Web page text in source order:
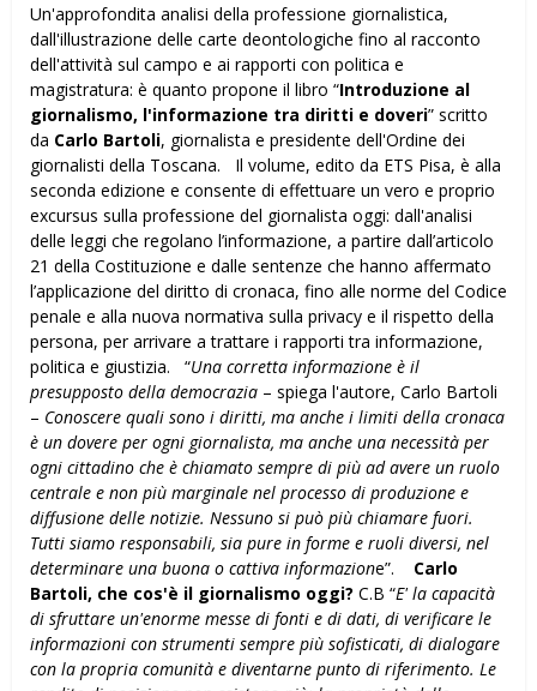
Un'approfondita analisi della professione giornalistica,
dall'illustrazione delle carte deontologiche fino al racconto
dell'attività sul campo e ai rapporti con politica e
magistratura: è quanto propone il libro “Introduzione al
giornalismo, l'informazione tra diritti e doveri” scritto
da Carlo Bartoli, giornalista e presidente dell'Ordine dei
giornalisti della Toscana. Il volume, edito da ETS Pisa, è alla
seconda edizione e consente di effettuare un vero e proprio
excursus sulla professione del giornalista oggi: dall'analisi
delle leggi che regolano l’informazione, a partire dall’articolo
21 della Costituzione e dalle sentenze che hanno affermato
l’applicazione del diritto di cronaca, fino alle norme del Codice
penale e alla nuova normativa sulla privacy e il rispetto della
persona, per arrivare a trattare i rapporti tra informazione,
politica e giustizia. “Una corretta informazione è il
presupposto della democrazia – spiega l'autore, Carlo Bartoli
– Conoscere quali sono i diritti, ma anche i limiti della cronaca
è un dovere per ogni giornalista, ma anche una necessità per
ogni cittadino che è chiamato sempre di più ad avere un ruolo
centrale e non più marginale nel processo di produzione e
diffusione delle notizie. Nessuno si può più chiamare fuori.
Tutti siamo responsabili, sia pure in forme e ruoli diversi, nel
determinare una buona o cattiva informazione”. Carlo
Bartoli, che cos'è il giornalismo oggi? C.B “E' la capacità
di sfruttare un'enorme messe di fonti e di dati, di verificare le
informazioni con strumenti sempre più sofisticati, di dialogare
con la propria comunità e diventarne punto di riferimento. Le